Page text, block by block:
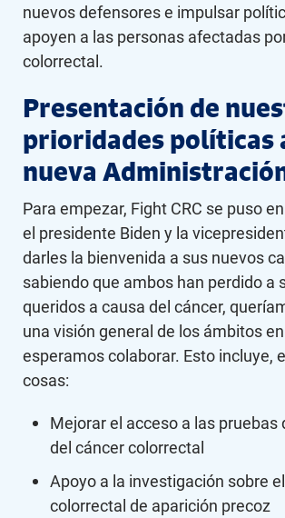
nuevos defensores e impulsar
apoyen a las personas afectadas
colorrectal.
Presentación de
prioridades políticas
nueva
Para empezar, Fight CRC se puso
el presidente Biden y la
darles la bienvenida a sus nuevos
sabiendo que ambos han perdido a
queridos a causa del cáncer,
una visión general de los ámbitos
esperamos colaborar. Esto incluye,
cosas:
Mejorar el acceso a las pruebas
del cáncer colorrectal
Apoyo a la investigación sobre
colorrectal de aparición precoz